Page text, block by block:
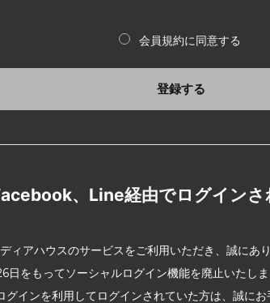
会員規約に同意する
登録する
、Line経由でログインさ
ィアハウスのサービスをご利用いただき、誠にあ
日をもってソーシャルログイン機能を廃止いたしま
グインを利用してログインされていた方は、誠に